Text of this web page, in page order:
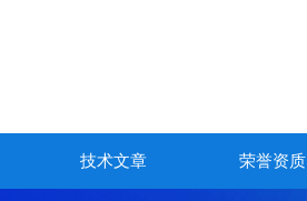
技术文章 荣誉资质